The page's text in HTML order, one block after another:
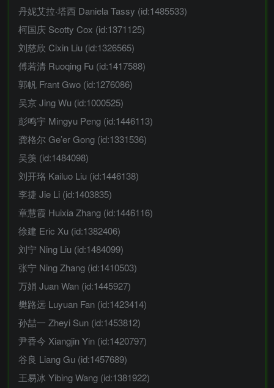
丹妮艾拉·塔西 Daniela Tassy (id:1485533)
柯国庆 Scotty Cox (id:1371125)
刘慈欣 Cixin Liu (id:1326565)
傅若清 Ruoqing Fu (id:1417588)
郭帆 Frant Gwo (id:1276086)
吴京 Jing Wu (id:1000525)
彭鸣宇 Mingyu Peng (id:1446113)
龚格尔 Ge’er Gong (id:1331536)
吴羡 (id:1484098)
刘开珞 Kailuo Liu (id:1446138)
李捷 Jie Li (id:1403835)
章慧霞 Huixia Zhang (id:1446116)
徐建 Eric Xu (id:1382406)
刘宁 Ning Liu (id:1484099)
张宁 Ning Zhang (id:1410503)
万娟 Juan Wan (id:1445927)
樊路远 Luyuan Fan (id:1423414)
孙喆一 Zheyi Sun (id:1453812)
尹香今 Xiangjin Yin (id:1420797)
谷良 Liang Gu (id:1457689)
王易冰 Yibing Wang (id:1381922)